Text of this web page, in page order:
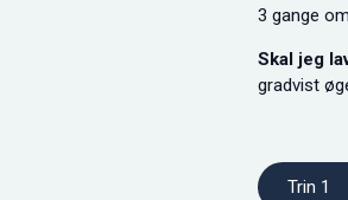
3 gange
Skal jeg
gradvist
Trin 1